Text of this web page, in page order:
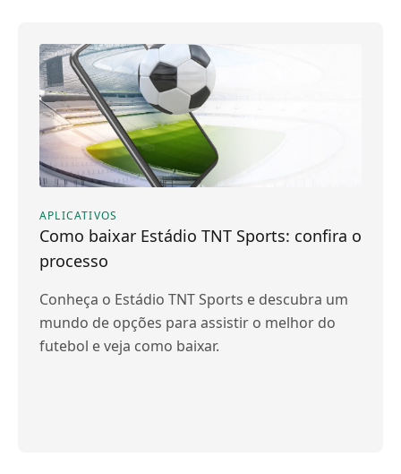
APLICATIVOS
Como baixar Estádio TNT Sports: confira o
processo
Conheça o Estádio TNT Sports e descubra um
mundo de opções para assistir o melhor do
futebol e veja como baixar.